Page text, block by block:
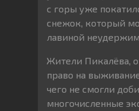
с горы уже
снежок, который
лавиной
Жители Пикалёва,
право на
чего не смогли
многочисленные